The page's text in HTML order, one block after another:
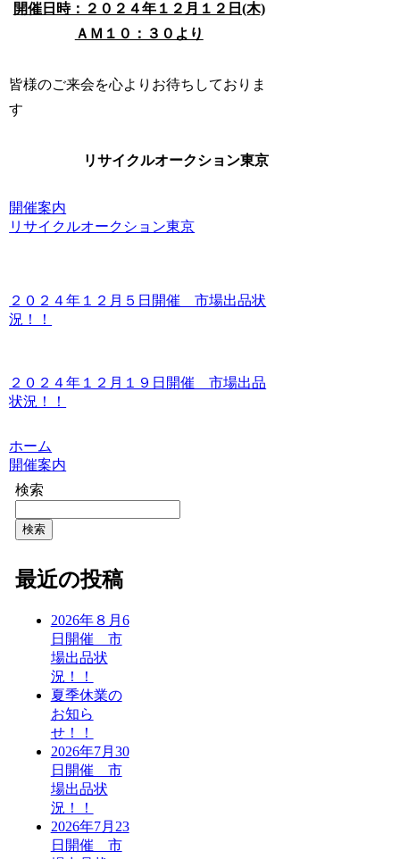
開催日時：２０２４年１２月１２日(木)
ＡＭ１０：３０より
皆様のご来会を心よりお待ちしておりま
す
リサイクルオークション東京
開催案内
リサイクルオークション東京
２０２４年１２月５日開催 市場出品状
況！！
２０２４年１２月１９日開催 市場出品
状況！！
ホーム
開催案内
検索
検索
最近の投稿
2026年８月6
日開催 市
場出品状
況！！
夏季休業の
お知ら
せ！！
2026年7月30
日開催 市
場出品状
況！！
2026年7月23
日開催 市